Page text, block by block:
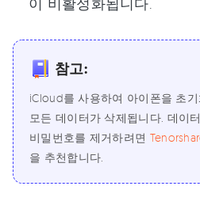
참고:
iCloud를 사용하여 아이폰을 초
모든 데이터가 삭제됩니다. 데이
비밀번호를 제거하려면
을 추천합니다.